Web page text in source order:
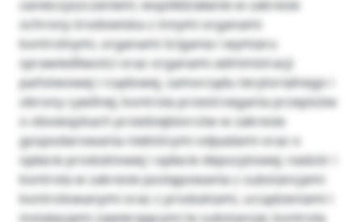
zanieczyszczeniem; współdziałanie w zakresie
ochrony środowiska z innymi organami
kontrolnymi, organami ścigania i wymiaru
sprawiedliwości oraz organami administracji
państwowej i rządowej, samorządu terytorialnego i
obrony cywilnej; kontrola przestrzegania przepisów
o obowiązkach przedsiębiorców w zakresie
gospodarowania niektórymi odpadami oraz o
opłacie produktowej i opłacie depozytowej; nadzór i
kontrola w zakresie postępowania z substancjami
kontrolowanymi oraz z produktami, urządzeniami i
instalacjami zawierającymi te substancje; kontrola